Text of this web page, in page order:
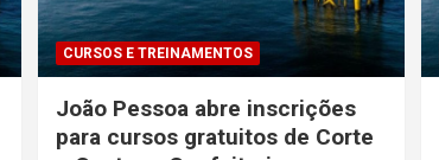
CURSOS E TREINAMENTOS
João Pessoa abre inscrições
para cursos gratuitos de Corte